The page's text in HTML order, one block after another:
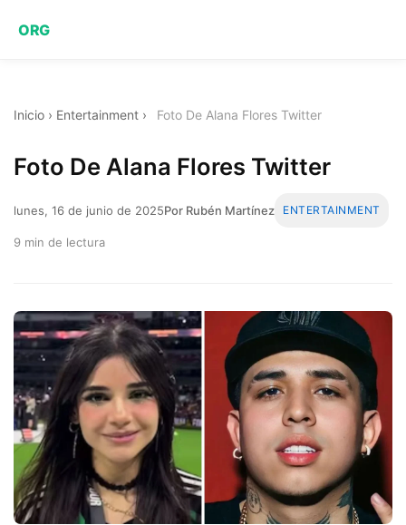
ORG
Inicio › Entertainment › Foto De Alana Flores Twitter
Foto De Alana Flores Twitter
lunes, 16 de junio de 2025Por Rubén Martínez ENTERTAINMENT
9 min de lectura